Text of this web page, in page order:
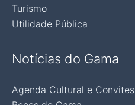
Turismo
Utilidade Pública
Notícias do Gama
Agenda Cultural e Convites